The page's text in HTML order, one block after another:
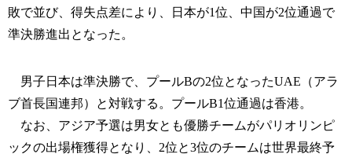
敗で並び、得失点差により、日本が1位、中国が2位通過で
準決勝進出となった。
男子日本は準決勝で、プールBの2位となったUAE（アラ
ブ首長国連邦）と対戦する。プールB1位通過は香港。
なお、アジア予選は男女とも優勝チームがパリオリンピ
ックの出場権獲得となり、2位と3位のチームは世界最終予